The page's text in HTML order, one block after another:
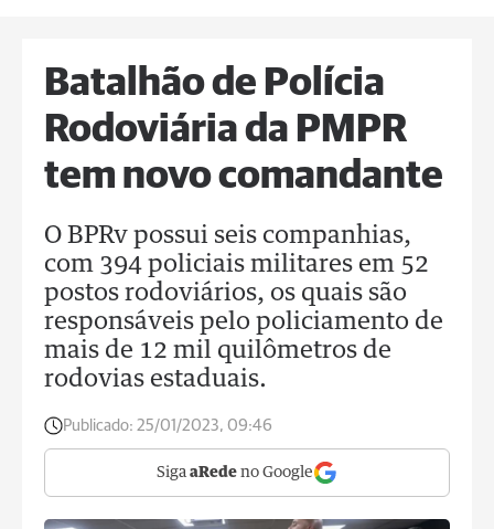
Batalhão de Polícia
Rodoviária da PMPR
tem novo comandante
O BPRv possui seis companhias,
com 394 policiais militares em 52
postos rodoviários, os quais são
responsáveis pelo policiamento de
mais de 12 mil quilômetros de
rodovias estaduais.
Publicado: 25/01/2023, 09:46
Siga aRede no Google